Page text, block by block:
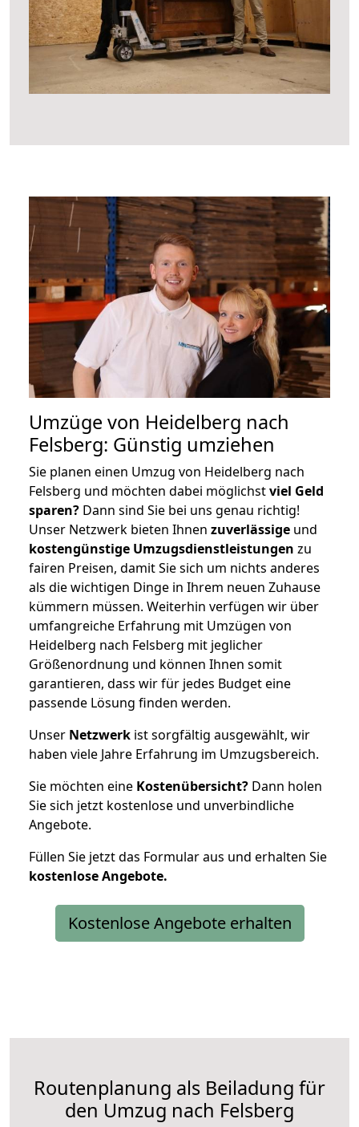
Umzüge von Heidelberg nach
Felsberg: Günstig umziehen
Sie planen einen Umzug von Heidelberg nach
Felsberg und möchten dabei möglichstviel Geld
sparen? Dann sind Sie bei uns genau richtig!
Unser Netzwerk bieten Ihnen zuverlässige und
kostengünstige Umzugsdienstleistungen zu
fairen Preisen, damit Sie sich um nichts anderes
als die wichtigen Dinge in Ihrem neuen Zuhause
kümmern müssen. Weiterhin verfügen wir über
umfangreiche Erfahrung mit Umzügen von
Heidelberg nach Felsberg mit jeglicher
Größenordnung und können Ihnen somit
garantieren, dass wir für jedes Budget eine
passende Lösung finden werden.
Unser Netzwerk ist sorgfältig ausgewählt, wir
haben viele Jahre Erfahrung im Umzugsbereich.
Sie möchten eine Kostenübersicht? Dann holen
Sie sich jetzt kostenlose und unverbindliche
Angebote.
Füllen Sie jetzt das Formular aus und erhalten Sie
kostenloseAngebote.
Kostenlose Angebote erhalten
Routenplanung als Beiladung für
den Umzug nach Felsberg